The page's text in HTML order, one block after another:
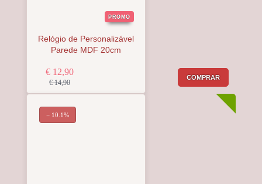
PROMO
Relógio de Personalizável
Parede MDF 20cm
€ 12,90
€ 14,90
COMPRAR
− 10.1%